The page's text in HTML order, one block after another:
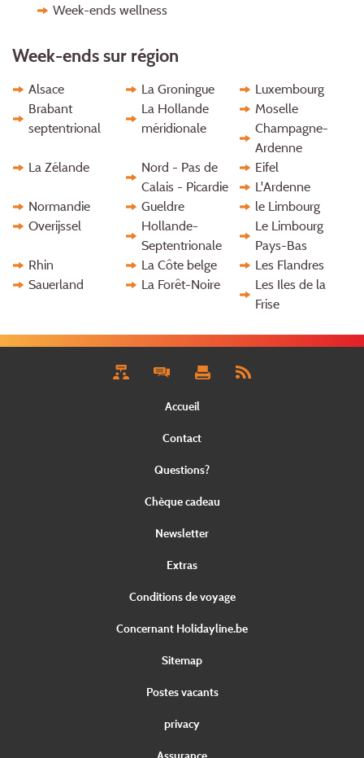
Week-ends wellness
Week-ends sur région
Alsace La Groningue
Luxembourg
Brabant
septentrional
La Hollande
méridionale
Moselle
Champagne-
Ardenne
La Zélande
Nord - Pas de
Calais - Picardie
Eifel
L'Ardenne
Normandie
Gueldre
le Limbourg
Overijssel
Hollande-
Septentrionale
Le Limbourg
Pays-Bas
Rhin
La Côte belge
Les Flandres
Sauerland
La Forêt-Noire
Les Iles de la
Frise
Accueil
Contact
Questions?
Chèque cadeau
Newsletter
Extras
Conditions de voyage
Concernant Holidayline.be
Sitemap
Postes vacants
privacy